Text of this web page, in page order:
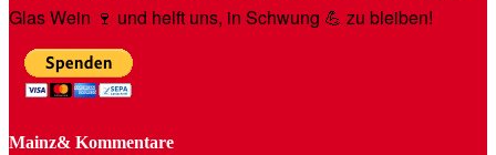
Glas Wein 🍷 und helft uns, in Schwung 💪 zu bleiben!
Mainz& Kommentare